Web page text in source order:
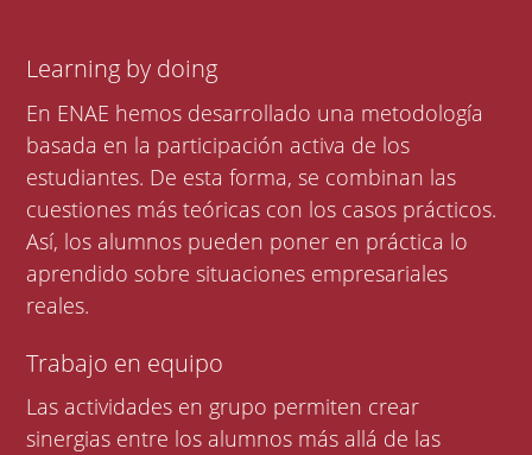
Learning by doing
En ENAE hemos desarrollado una metodología
basada en la participación activa de los
estudiantes. De esta forma, se combinan las
cuestiones más teóricas con los casos prácticos.
Así, los alumnos pueden poner en práctica lo
aprendido sobre situaciones empresariales
reales.
Trabajo en equipo
Las actividades en grupo permiten crear
sinergias entre los alumnos más allá de las